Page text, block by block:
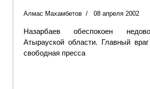
Алмас Махамбетов 08 апреля 2002
Назарбаев обеспокоен
Атырауской области. Главный
свободная пресса